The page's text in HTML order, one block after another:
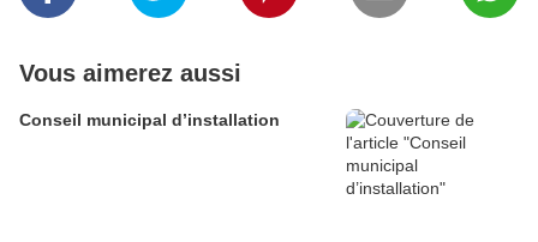
Vous aimerez aussi
Conseil municipal d’installation